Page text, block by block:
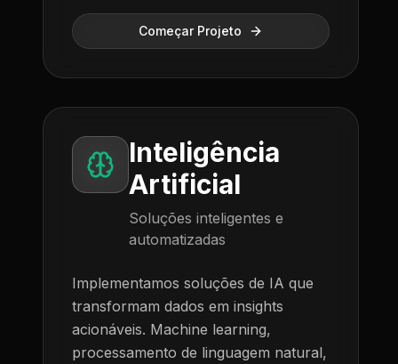
Começar Projeto
Inteligência
Artificial
Soluções inteligentes e
automatizadas
Implementamos soluções de IA que
transformam dados em insights
acionáveis. Machine learning,
processamento de linguagem natural,